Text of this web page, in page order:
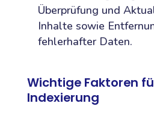
Überprüfung und
Inhalte sowie
fehlerhafter Daten.
Wichtige Faktoren
Indexierung